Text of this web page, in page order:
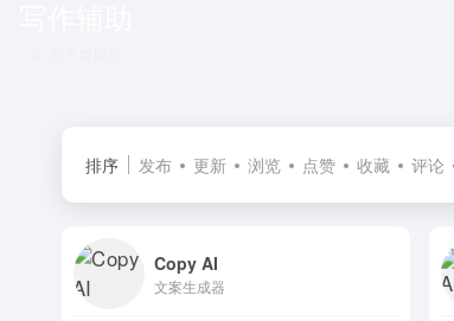
排序 发布 更新 浏览 点赞 收藏 评论
Copy AI
文案生成器